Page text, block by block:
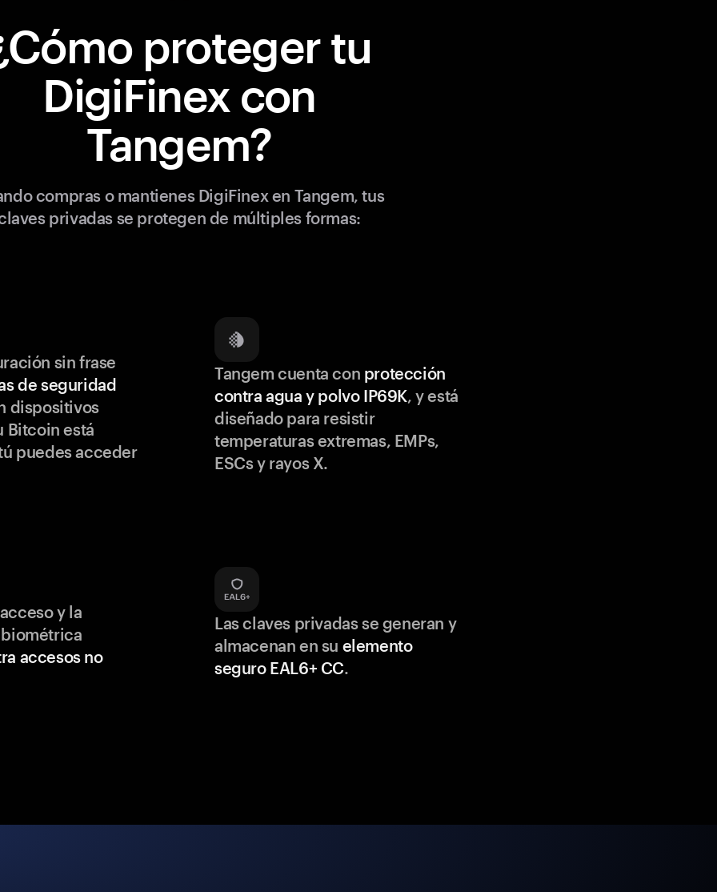
proteger tu
DigiFinex con
Tangem?
compras o mantienes DigiFinex en Tangem, tus
privadas se protegen de múltiples formas:
sin frase
de seguridad
dispositivos
Bitcoin está
puedes acceder
Tangem cuenta con protección
contra agua y polvo IP69K, y está
diseñado para resistir
temperaturas extremas, EMPs,
ESCs y rayos X.
y la
accesos no
Las claves privadas se generan y
almacenan en su elemento
seguro EAL6+ CC.